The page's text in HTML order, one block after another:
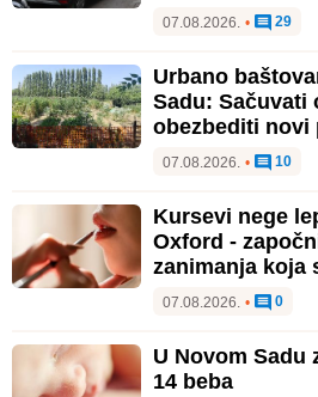
07.08.2026. • 29
Urbano
Sadu: Sačuvati
obezbediti novi
07.08.2026. • 10
Kursevi nege
Oxford -
zanimanja koja
07.08.2026. • 0
U Novom Sadu
14 beba